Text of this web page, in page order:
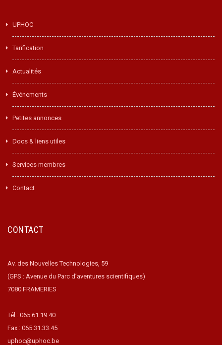
UPHOC
Tarification
Actualités
Événements
Petites annonces
Docs & liens utiles
Services membres
Contact
CONTACT
Av. des Nouvelles Technologies, 59
(GPS : Avenue du Parc d’aventures scientifiques)
7080 FRAMERIES
Tél : 065.61.19.40
Fax : 065.31.33.45
uphoc@uphoc.be